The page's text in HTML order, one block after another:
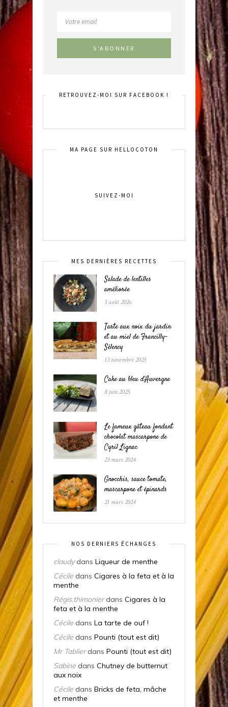
RETROUVEZ-MOI SUR FACEBOOK !
MA PAGE SUR HELLOCOTON
SUIVEZ-MOI
MES DERNIÈRES RECETTES
Salade de lentilles
améliorée
5 août 2026
Tarte aux noix du jardin
et au miel de Francilly-
Sélency
13 novembre 2025
Cake au bleu d’Auvergne
8 juin 2025
Le fameux gâteau fondant
chocolat mascarpone de
Cyril Lignac
23 mars 2024
Gnocchis, sauce tomate,
mascarpone et épinards
21 mars 2024
NOS DERNIERS ÉCHANGES
claudydans Liqueur de menthe
Cécile dans Cigares à la feta et à la
menthe
Régis.thimonierdans Cigares à la
feta et à la menthe
Cécile dans La tarte de ouf !
Cécile dans Pounti (tout est dit)
Mr Tablierdans Pounti (tout est dit)
Sabine dans Chutney de butternut
aux noix
Cécile dans Bricks de feta, mâche
et menthe